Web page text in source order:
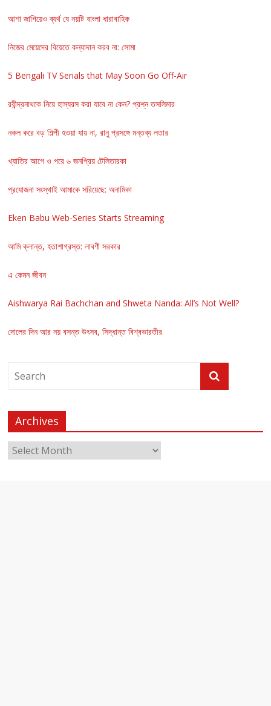
আশা জাগিয়েও ব্যর্থ যে নয়টি বাংলা ধারাবাহিক
নিজের মেয়েদের বিয়েতে কন্যাদান করব না: সোমা
5 Bengali TV Serials that May Soon Go Off-Air
রবীন্দ্রনাথকে নিয়ে হাস্যরস করা যাবে না কেন? প্রশ্ন তসলিমার
নকল করে বড় শিল্পী হওয়া যায় না, রানু প্রসঙ্গে মন্তব্য লতার
খ্যাতির আগে ও পরে ৬ জনপ্রিয় টেলিতারকা
প্রযোজনা সংস্থাই আমাকে সরিয়েছে: অনামিকা
Eken Babu Web-Series Starts Streaming
আমি ক্লান্ত, হতাশাগ্রস্ত: লাবণী সরকার
এ কেমন জীবন
Aishwarya Rai Bachchan and Shweta Nanda: All’s Not Well?
দোলের দিন আর নয় বসন্ত উৎসব, সিদ্ধান্ত বিশ্বভারতীর
Archives